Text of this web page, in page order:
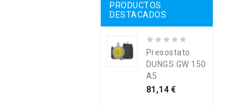
PRODUCTOS
DESTACADOS
Presostato
DUNGS GW 150
A5
Precio
81,14 €